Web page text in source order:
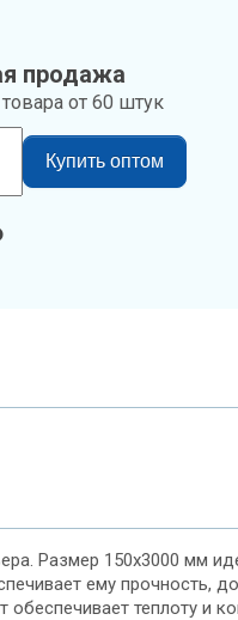
продажа
от 60 штук
Купить оптом
Размер 150х3000 мм
ему прочность,
теплоту и